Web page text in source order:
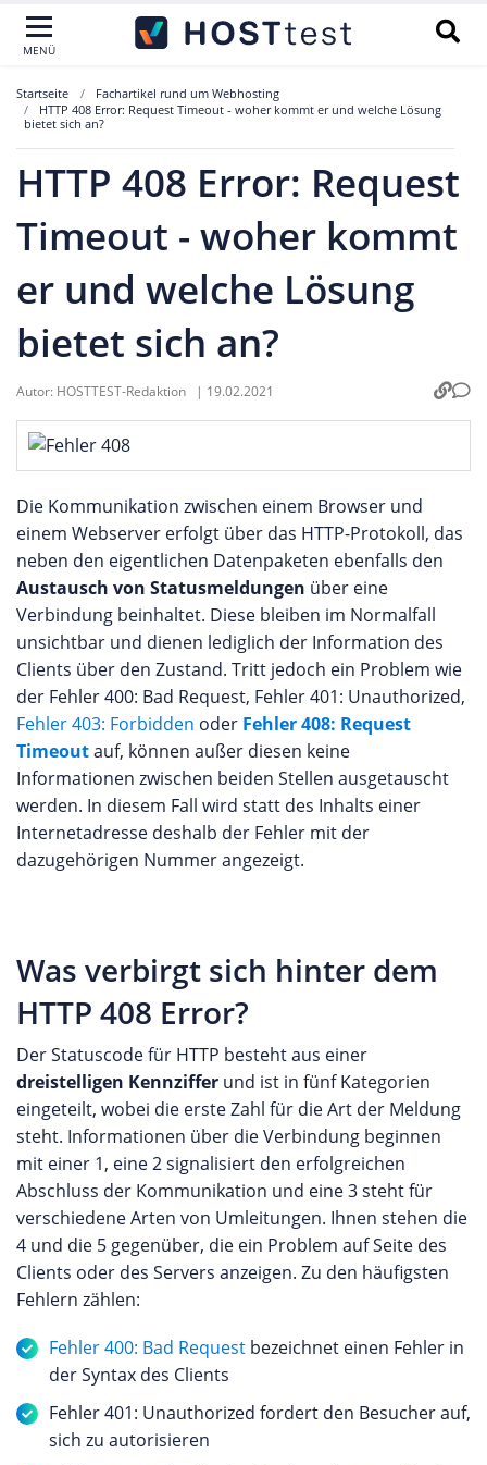
MENÜ
Startseite
Fachartikel rund um Webhosting
HTTP 408 Error: Request Timeout - woher kommt er und welche Lösung
bietet sich an?
HTTP 408 Error: Request
Timeout - woher kommt
er und welche Lösung
bietet sich an?
Autor: HOSTTEST-Redaktion | 19.02.2021
Die Kommunikation zwischen einem Browser und
einem Webserver erfolgt über das HTTP-Protokoll, das
neben den eigentlichen Datenpaketen ebenfalls den
Austausch von Statusmeldungen über eine
Verbindung beinhaltet. Diese bleiben im Normalfall
unsichtbar und dienen lediglich der Information des
Clients über den Zustand. Tritt jedoch ein Problem wie
der Fehler 400: Bad Request, Fehler 401: Unauthorized,
Fehler 403: Forbidden oder Fehler 408: Request
Timeoutauf, können außer diesen keine
Informationen zwischen beiden Stellen ausgetauscht
werden. In diesem Fall wird statt des Inhalts einer
Internetadresse deshalb der Fehler mit der
dazugehörigen Nummer angezeigt.
Was verbirgt sich hinter dem
HTTP 408 Error?
Der Statuscode für HTTP besteht aus einer
dreistelligen Kennziffer und ist in fünf Kategorien
eingeteilt, wobei die erste Zahl für die Art der Meldung
steht. Informationen über die Verbindung beginnen
mit einer 1, eine 2 signalisiert den erfolgreichen
Abschluss der Kommunikation und eine 3 steht für
verschiedene Arten von Umleitungen. Ihnen stehen die
4 und die 5 gegenüber, die ein Problem auf Seite des
Clients oder des Servers anzeigen. Zu den häufigsten
Fehlern zählen:
Fehler 400: Bad Request bezeichnet einen Fehler in
der Syntax des Clients
Fehler 401: Unauthorized fordert den Besucher auf,
sich zu autorisieren